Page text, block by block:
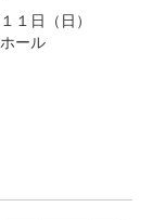
１日（日）
ール